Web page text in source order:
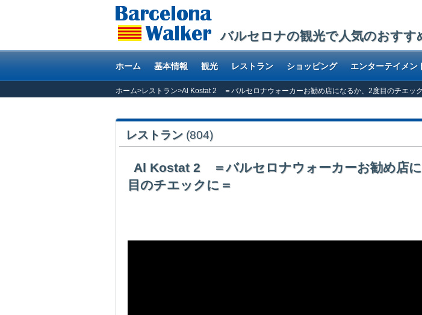
バルセロナの観光で人気のおすす
ホーム 基本情報 観光 レストラン ショッピング エンターテイメン
ホーム>レストラン>Al Kostat 2 ＝バルセロナウォーカーお勧め店になるか、2度目のチエッ
レストラン (804)
Al Kostat 2 ＝バルセロナウォーカーお勧め店
目のチエックに＝